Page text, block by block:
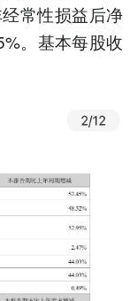
常性损益后净
。基本每股收